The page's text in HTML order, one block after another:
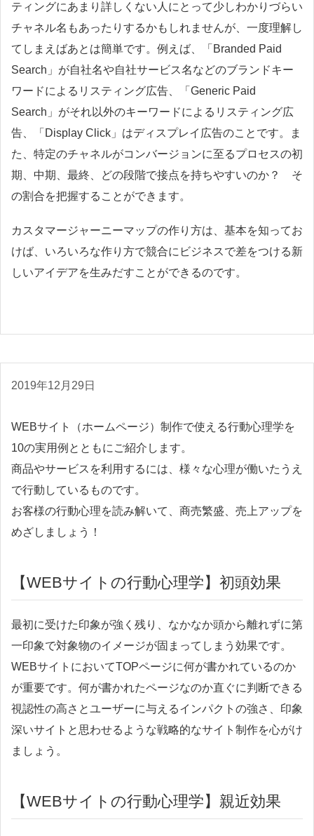
ティングにあまり詳しくない人にとって少しわかりづらい
チャネル名もあったりするかもしれませんが、一度理解し
てしまえばあとは簡単です。例えば、「Branded Paid
Search」が自社名や自社サービス名などのブランドキー
ワードによるリスティング広告、「Generic Paid
Search」がそれ以外のキーワードによるリスティング広
告、「Display Click」はディスプレイ広告のことです。ま
た、特定のチャネルがコンバージョンに至るプロセスの初
期、中期、最終、どの段階で接点を持ちやすいのか？ そ
の割合を把握することができます。
カスタマージャーニーマップの作り方は、基本を知ってお
けば、いろいろな作り方で競合にビジネスで差をつける新
しいアイデアを生みだすことができるのです。
2019年12月29日
WEBサイト（ホームページ）制作で使える行動心理学を
10の実用例とともにご紹介します。
商品やサービスを利用するには、様々な心理が働いたうえ
で行動しているものです。
お客様の行動心理を読み解いて、商売繁盛、売上アップを
めざしましょう！
【WEBサイトの行動心理学】初頭効果
最初に受けた印象が強く残り、なかなか頭から離れずに第
一印象で対象物のイメージが固まってしまう効果です。
WEBサイトにおいてTOPページに何が書かれているのか
が重要です。何が書かれたページなのか直ぐに判断できる
視認性の高さとユーザーに与えるインパクトの強さ、印象
深いサイトと思わせるような戦略的なサイト制作を心がけ
ましょう。
【WEBサイトの行動心理学】親近効果